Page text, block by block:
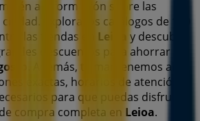
a información sobre las
Explora los catálogos de
las tiendas en Leioa
y descubre
descuentos para ahorrar en
. Además, te mantenemos al
exactas, horarios de atención y
para que puedas disfrutar
compra completa en Leioa.